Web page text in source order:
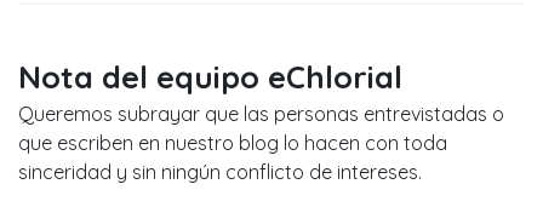
Nota del equipo eChlorial
Queremos subrayar que las personas entrevistadas o
que escriben en nuestro blog lo hacen con toda
sinceridad y sin ningún conflicto de intereses.